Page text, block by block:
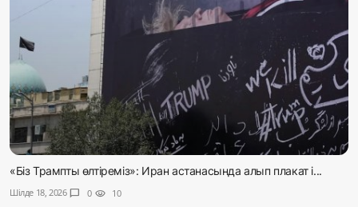
«Біз Трампты өлтіреміз»: Иран астанасында алып плакат і...
Шілде 18, 2026 chat_bubble 0 visibility 10